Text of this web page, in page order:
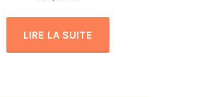
LIRE LA SUITE